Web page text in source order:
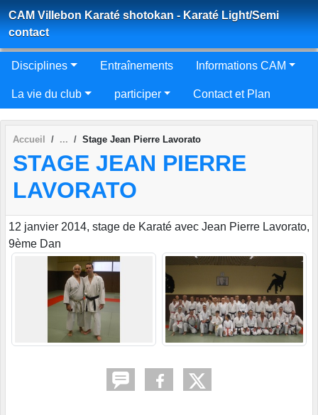
CAM Villebon Karaté shotokan - Karaté Light/Semi
contact
Disciplines Entraînements Informations CAM
La vie du club participer Contact et Plan
Accueil Stage Jean Pierre Lavorato
STAGE JEAN PIERRE
LAVORATO
12 janvier 2014, stage de Karaté avec Jean Pierre Lavorato,
9ème Dan
Panneau de gestion des cookies